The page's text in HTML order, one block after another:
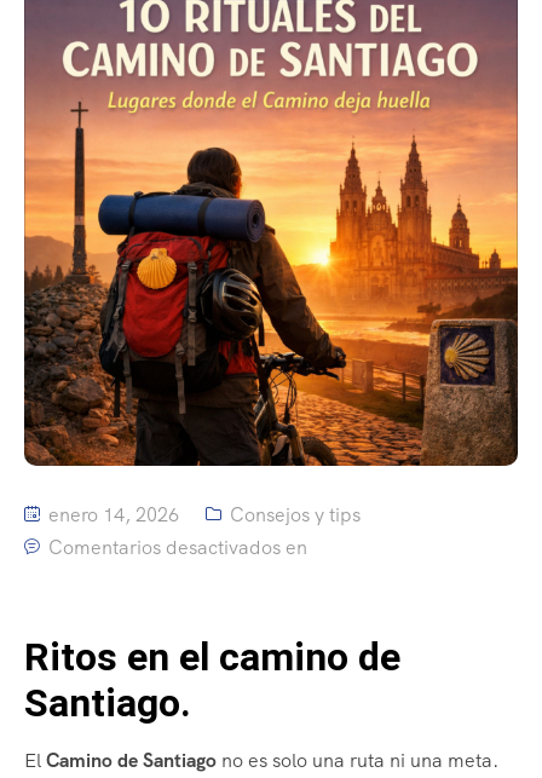
enero 14, 2026
Consejos y tips
Comentarios desactivados en
Ritos en el camino de
Santiago.
ElCamino de Santiago no es solo una ruta ni una meta.